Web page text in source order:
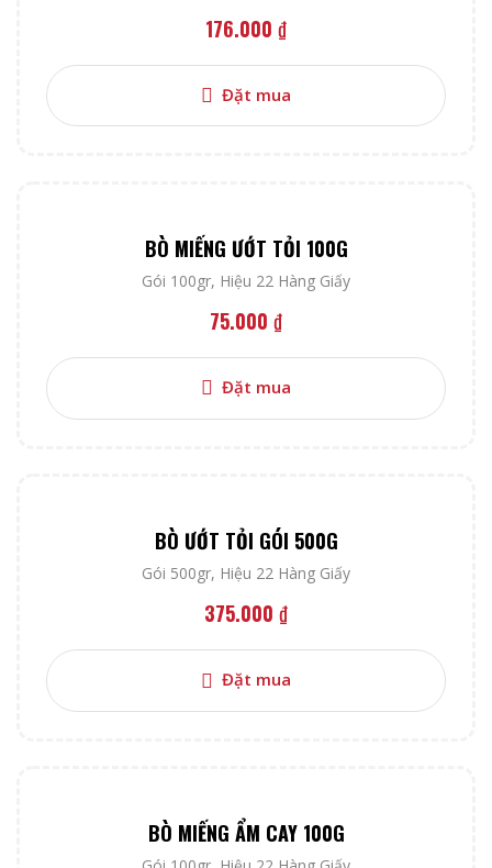
176.000 ₫
Đặt mua
BÒ MIẾNG ƯỚT TỎI 100G
Gói 100gr, Hiệu 22 Hàng Giấy
75.000 ₫
Đặt mua
BÒ ƯỚT TỎI GÓI 500G
Gói 500gr, Hiệu 22 Hàng Giấy
375.000 ₫
Đặt mua
BÒ MIẾNG ẨM CAY 100G